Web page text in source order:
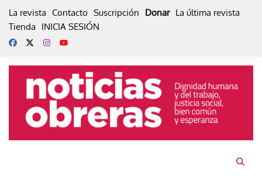
La revista Contacto Suscripción Donar La última revista
Tienda
INICIA SESIÓN